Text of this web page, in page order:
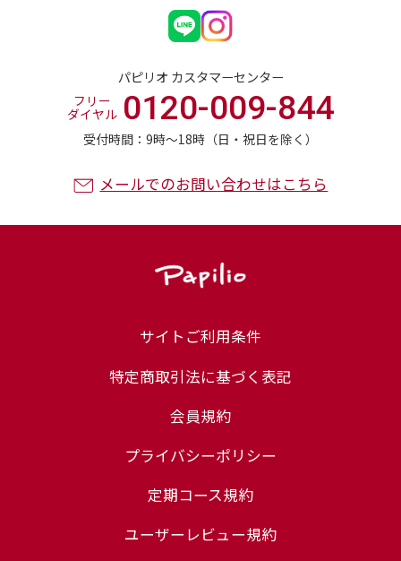
パピリオ カスタマーセンター
受付時間：9時〜18時（日・祝日を除く）
フリー
ダイヤル 0120-009-844
メールでのお問い合わせはこちら
サイトご利用条件
特定商取引法に基づく表記
会員規約
プライバシーポリシー
定期コース規約
ユーザーレビュー規約